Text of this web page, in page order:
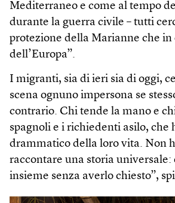
Mediterraneo e come al tempo
durante la guerra civile – tutti
protezione della Marianne che
dell’Europa”.
I migranti, sia di ieri sia di oggi,
scena ognuno impersona se
contrario. Chi tende la mano e
spagnoli e i richiedenti asilo,
drammatico della loro vita. Non
raccontare una storia
insieme senza averlo chiesto”,